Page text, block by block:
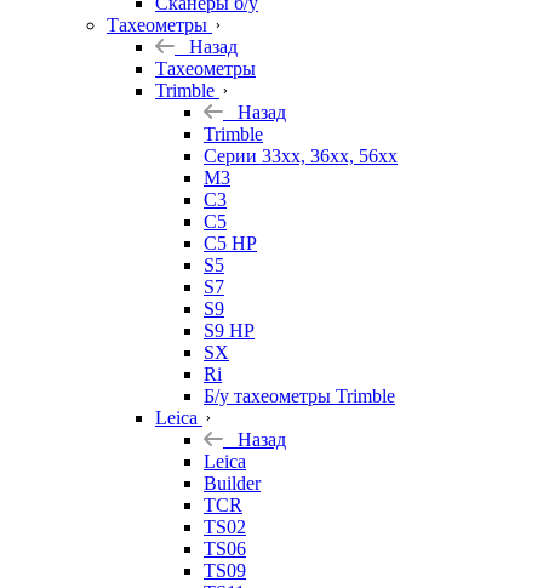
Тахеометры
Назад
Тахеометры
Trimble
Назад
Trimble
Серии 33xx, 36xx, 56xx
M3
C3
C5
C5 HP
S5
S7
S9
S9 HP
SX
Ri
Б/у тахеометры Trimble
Leica
Назад
Leica
Builder
TCR
TS02
TS06
TS09